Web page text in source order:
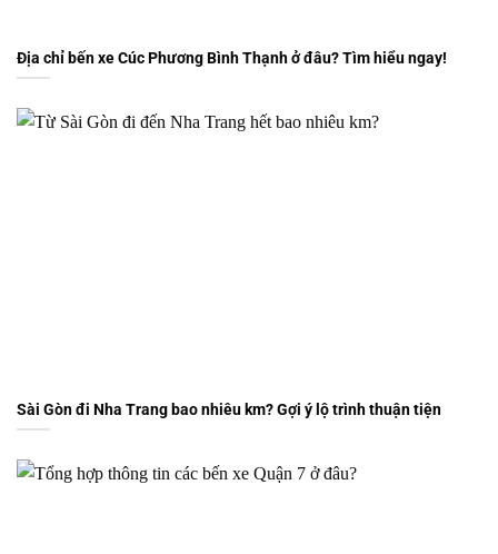
Địa chỉ bến xe Cúc Phương Bình Thạnh ở đâu? Tìm hiểu ngay!
Sài Gòn đi Nha Trang bao nhiêu km? Gợi ý lộ trình thuận tiện